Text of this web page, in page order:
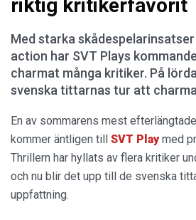
riktig kritikerfavorit
Med starka
action har SVT Plays
charmat många kritiker. På
svenska tittarnas tur att
En av sommarens mest
kommer äntligen till SVT Play med
Thrillern har hyllats av flera kritiker
och nu blir det upp till de svenska
uppfattning.